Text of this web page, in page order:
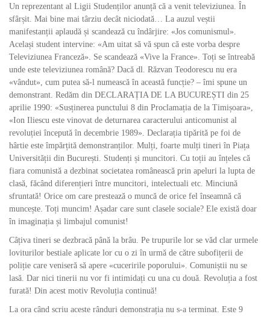
Un reprezentant al Ligii Studenților anunță că a venit televiziunea. În
sfârșit. Mai bine mai târziu decât niciodată… La auzul veștii
manifestanții aplaudă și scandează cu îndârjire: «Jos comunismul».
Același student intervine: «Am uitat să vă spun că este vorba despre
Televiziunea Franceză». Se scandează «Vive la France». Toți se întreabă
unde este televiziunea română? Dacă dl. Răzvan Teodorescu nu era
«vândut», cum putea să-l numească în această funcție? – îmi spune un
demonstrant. Redăm din DECLARAȚIA DE LA BUCUREȘTI din 25
aprilie 1990: «Susținerea punctului 8 din Proclamația de la Timișoara»,
«Ion Iliescu este vinovat de deturnarea caracterului anticomunist al
revoluției începută în decembrie 1989». Declarația tipărită pe foi de
hârtie este împărțită demonstranților. Mulți, foarte mulți tineri în Piața
Universității din București. Studenți și muncitori. Cu toții au înțeles că
fiara comunistă a dezbinat societatea românească prin apeluri la lupta de
clasă, făcând diferențieri între muncitori, intelectuali etc. Minciună
sfruntată! Orice om care prestează o muncă de orice fel înseamnă că
muncește. Toți muncim! Așadar care sunt clasele sociale? Ele există doar
în imaginația și limbajul comunist!
Câțiva tineri se dezbracă până la brâu. Pe trupurile lor se văd clar urmele
loviturilor bestiale aplicate lor cu o zi în urmă de către subofițerii de
poliție care veniseră să apere «cuceririle poporului». Comuniștii nu se
lasă. Dar nici tinerii nu vor fi intimidați cu una cu două. Revoluția a fost
furată! Din acest motiv Revoluția continuă!
La ora când scriu aceste rânduri demonstrația nu s-a terminat. Este 9